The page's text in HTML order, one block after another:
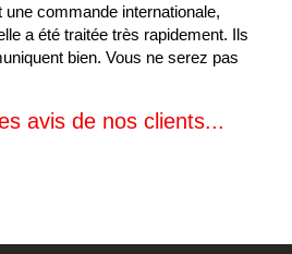
une commande internationale,
a été traitée très rapidement. Ils
bien. Vous ne serez pas
avis de nos clients...